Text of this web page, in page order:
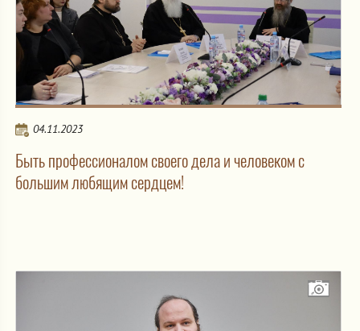
04.11.2023
Быть профессионалом своего дела и человеком с
большим любящим сердцем!